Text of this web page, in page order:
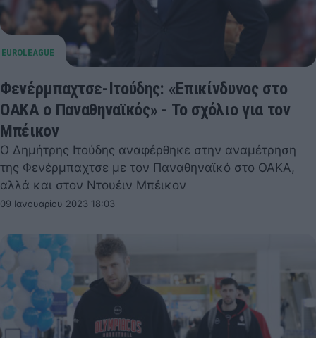
Φενέρμπαχτσε-Ιτούδης: «Επικίνδυνος στο
ΟΑΚΑ ο Παναθηναϊκός» - Το σχόλιο για τον
Μπέικον
Ο Δημήτρης Ιτούδης αναφέρθηκε στην αναμέτρηση
της Φενέρμπαχτσε με τον Παναθηναϊκό στο ΟΑΚΑ,
αλλά και στον Ντουέιν Μπέικον
09 Ιανουαρίου 2023 18:03